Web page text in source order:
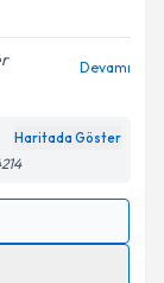
Devamı
Haritada Göster